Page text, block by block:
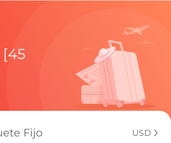
[45
Fijo USD